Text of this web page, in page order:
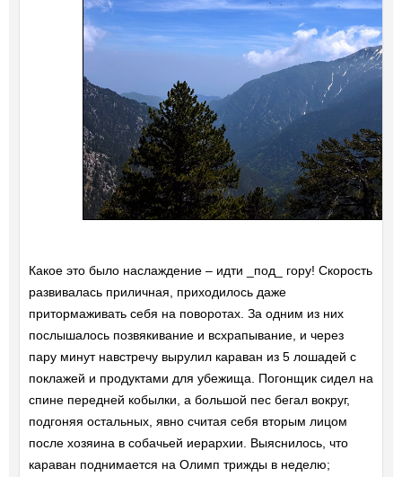
Какое это было наслаждение – идти _под_ гору! Скорость
развивалась приличная, приходилось даже
притормаживать себя на поворотах. За одним из них
послышалось позвякивание и всхрапывание, и через
пару минут навстречу вырулил караван из 5 лошадей с
поклажей и продуктами для убежища. Погонщик сидел на
спине передней кобылки, а большой пес бегал вокруг,
подгоняя остальных, явно считая себя вторым лицом
после хозяина в собачьей иерархии. Выяснилось, что
караван поднимается на Олимп трижды в неделю;